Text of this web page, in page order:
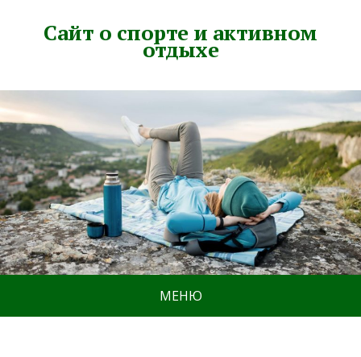
Сайт о спорте и активном
отдыхе
МЕНЮ